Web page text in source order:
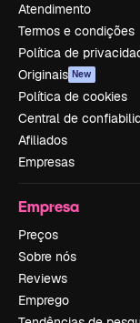
Atendimento
Termos e condições
Política de
Originais New
Política de cookies
Central de
Afiliados
Empresas
Empresa
Preços
Sobre nós
Reviews
Emprego